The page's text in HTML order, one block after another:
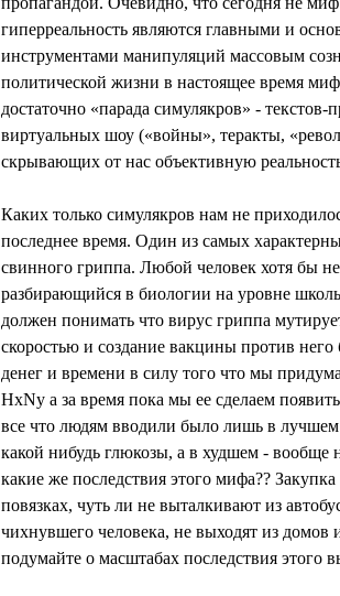
гиперреальность являются главными и
инструментами манипуляций массовым
политической жизни в настоящее время
достаточно «парада симулякров» - текстов-
виртуальных шоу («войны», теракты,
скрывающих от нас объективную
Каких только симулякров нам не
последнее время. Один из самых
свинного гриппа. Любой человек хотя бы
разбирающийся в биологии на уровне
должен понимать что вирус гриппа
скоростью и создание вакцины против него
денег и времени в силу того что мы
HхNy а за время пока мы ее сделаем
все что людям вводили было лишь в лучшем
какой нибудь глюкозы, а в худшем - вообще
какие же последствия этого мифа??
повязках, чуть ли не выталкивают из
чихнувшего человека, не выходят из домов
подумайте о масштабах последствия этого